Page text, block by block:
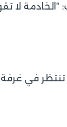
لا
تنتظر في